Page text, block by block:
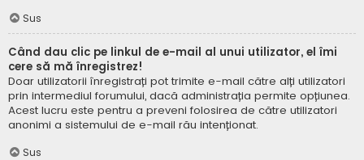
Sus
Când dau clic pe linkul de e-mail al unui utilizator, el îmi
cere să mă înregistrez!
Doar utilizatorii înregistrați pot trimite e-mail către alți utilizatori
prin intermediul forumului, dacă administrația permite opțiunea.
Acest lucru este pentru a preveni folosirea de către utilizatori
anonimi a sistemului de e-mail rău intenționat.
Sus